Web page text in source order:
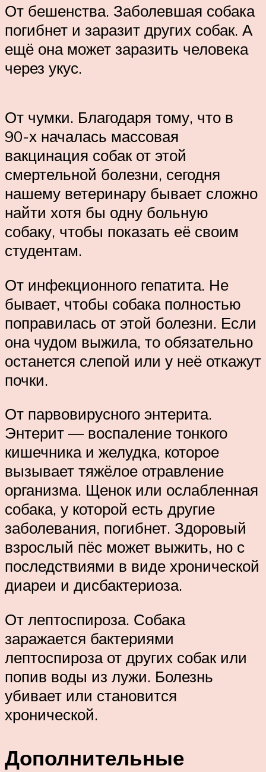
От бешенства. Заболевшая собака
погибнет и заразит других собак. А
ещё она может заразить человека
через укус.
От чумки. Благодаря тому, что в
90-х началась массовая
вакцинация собак от этой
смертельной болезни, сегодня
нашему ветеринару бывает сложно
найти хотя бы одну больную
собаку, чтобы показать её своим
студентам.
От инфекционного гепатита. Не
бывает, чтобы собака полностью
поправилась от этой болезни. Если
она чудом выжила, то обязательно
останется слепой или у неё откажут
почки.
От парвовирусного энтерита.
Энтерит — воспаление тонкого
кишечника и желудка, которое
вызывает тяжёлое отравление
организма. Щенок или ослабленная
собака, у которой есть другие
заболевания, погибнет. Здоровый
взрослый пёс может выжить, но с
последствиями в виде хронической
диареи и дисбактериоза.
От лептоспироза. Собака
заражается бактериями
лептоспироза от других собак или
попив воды из лужи. Болезнь
убивает или становится
хронической.
Дополнительные